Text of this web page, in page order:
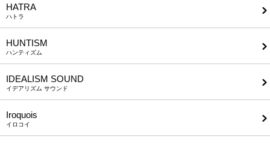
HATRA
ハトラ
HUNTISM
ハンティズム
IDEALISM SOUND
イデアリズム サウンド
Iroquois
イロコイ